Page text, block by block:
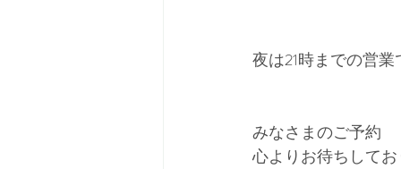
夜は21時までの営業
みなさまのご予約
心よりお待ちして